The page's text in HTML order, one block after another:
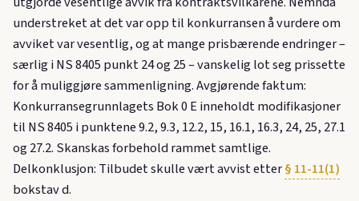
understreket at det var opp til konkurransen å vurdere om
avviket var vesentlig, og at mange prisbærende endringer –
særlig i NS 8405 punkt 24 og 25 – vanskelig lot seg prissette
for å muliggjøre sammenligning. Avgjørende faktum:
Konkurransegrunnlagets Bok 0 E inneholdt modifikasjoner
til NS 8405 i punktene 9.2, 9.3, 12.2, 15, 16.1, 16.3, 24, 25, 27.1
og 27.2. Skanskas forbehold rammet samtlige.
Delkonklusjon: Tilbudet skulle vært avvist etter§ 11-11(1)
bokstav d.